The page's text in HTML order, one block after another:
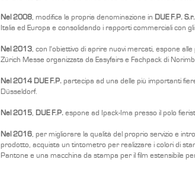
Nel 2008, modifica la propria denominazione in DUE F.P.
Italia ed Europa e consolidando i rapporti commerciali con
Nel 2013, con l’obiettivo di aprire nuovi mercati, espone
Zürich Messe organizzata da Easyfairs e Fachpack di
Nel 2014 DUE F.P. partecipa ad una delle più importanti
Düsseldorf.
Nel 2015, DUE F.P. espone ad Ipack-Ima presso il polo
Nel 2016, per migliorare la qualità del proprio servizio e
prodotto, acquista un tintometro per realizzare i colori di
Pantone e una macchina da stampa per il film estensibile